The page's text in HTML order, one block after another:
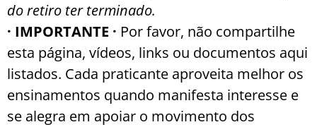
do retiro ter terminado.
· IMPORTANTE · Por favor, não compartilhe
esta página, vídeos, links ou documentos aqui
listados. Cada praticante aproveita melhor os
ensinamentos quando manifesta interesse e
se alegra em apoiar o movimento dos